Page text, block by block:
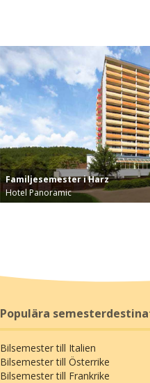
Familjesemester i Harz
Hotel Panoramic
Populära
Bilsemester till Italien
Bilsemester till Österrike
Bilsemester till Frankrike